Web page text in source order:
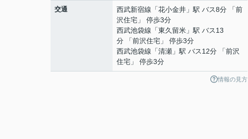
交通 西武新宿線 「花小金井 」駅 バス8分 「前
沢住宅」 停歩3分
西武池袋線 「東久留米 」駅 バス13
分 「前沢住宅」 停歩3分
西武池袋線 「清瀬 」駅 バス12分 「前沢
住宅」 停歩3分
情報の見方